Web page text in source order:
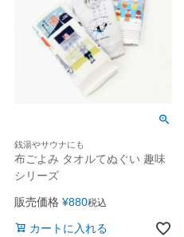
銭湯やサウナにも
布ごよみ タオルてぬぐい 趣味
シリーズ
販売価格 ¥880税込
カートに入れる